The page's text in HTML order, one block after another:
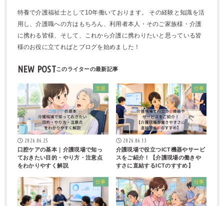
特養で介護福祉士として10年働いております。 その経験と知識を活
用し、介護職への方はもちろん、利用者本人・そのご家族様・介護
に携わる皆様、そして、これから介護に携わりたいと思っている皆
様のお役に立てればとブログを始めました！
NEW POST
支援
2026.06.25
口腔ケアの基本｜介護現場で知っ
ておきたい目的・やり方・注意点
をわかりやすく解説
仕事
2026.06.13
介護現場で役立つICT機器やサービ
スをご紹介！【介護現場の働きや
すさに直結するICTのすすめ】
仕事 仕事